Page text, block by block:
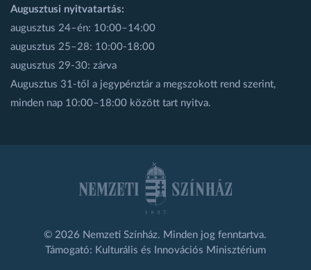
Augusztusi nyitvatartás:
augusztus 24–én: 10:00–14:00
augusztus 25–28: 10:00-18:00
augusztus 29-30: zárva
Augusztus 31-től a jegypénztár a megszokott rend szerint,
minden nap 10:00–18:00 között tart nyitva.
© 2026 Nemzeti Színház. Minden jog fenntartva.
Támogató: Kulturális és Innovációs Minisztérium